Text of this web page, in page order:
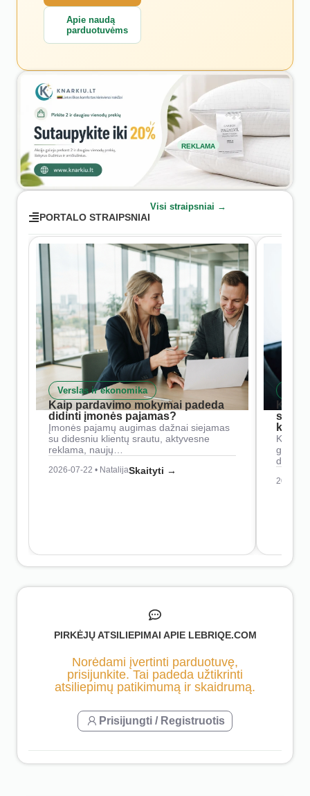
Apie naudą
parduotuvėms
REKLAMA
PORTALO STRAIPSNIAI
Visi straipsniai →
Verslas ir ekonomika
Kaip pardavimo mokymai padeda
didinti įmonės pajamas?
Įmonės pajamų augimas dažnai siejamas
su didesniu klientų srautu, aktyvesne
reklama, naujų…
2026-07-22 • NatalijaSkaityti →
Kaip
2026-
PIRKĖJŲ ATSILIEPIMAI APIE LEBRIQE.COM
Norėdami įvertinti parduotuvę,
prisijunkite. Tai padeda užtikrinti
atsiliepimų patikimumą ir skaidrumą.
Prisijungti / Registruotis